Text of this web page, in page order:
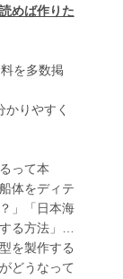
めば作りた
を多数掲
りやすく
って本
体をディテ
」「日本海
る方法」…
を製作する
どうなって